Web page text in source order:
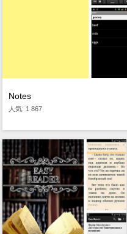
Notes
人気: 1 867